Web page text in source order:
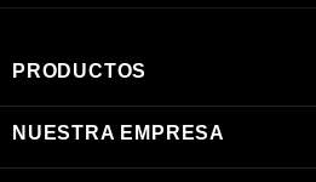
PRODUCTOS
NUESTRA EMPRESA